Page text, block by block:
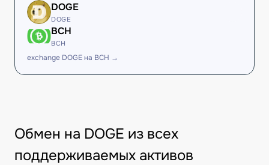
DOGE
DOGE
BCH
BCH
exchange DOGE на BCH →
Обмен на DOGE из всех
поддерживаемых активов